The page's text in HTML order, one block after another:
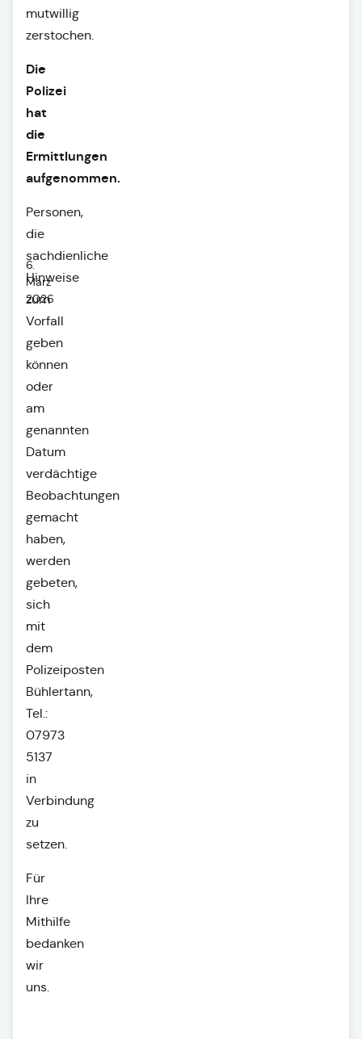
6.
März
2026
mutwillig
zerstochen.
Die
Polizei
hat
die
Ermittlungen
aufgenommen.
Personen,
die
sachdienliche
Hinweise
zum
Vorfall
geben
können
oder
am
genannten
Datum
verdächtige
Beobachtungen
gemacht
haben,
werden
gebeten,
sich
mit
dem
Polizeiposten
Bühlertann,
Tel.:
07973
5137
in
Verbindung
zu
setzen.
Für
Ihre
Mithilfe
bedanken
wir
uns.